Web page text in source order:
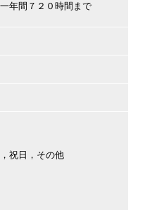
年間７２０時間まで
祝日，その他